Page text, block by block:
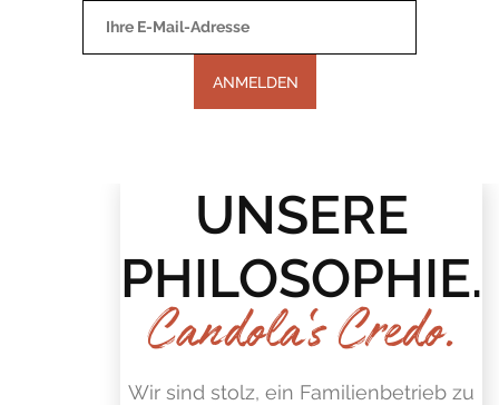
UNSERE
PHILOSOPHIE.
Candola‘s Credo.
Wir sind stolz, ein Familienbetrieb zu